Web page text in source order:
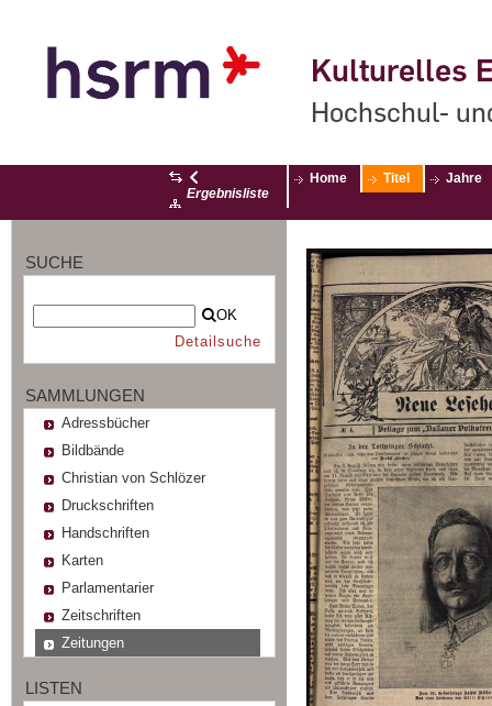
Kulturelles
Hochschul-
Ergebnisliste
Home Titel Jahre
SUCHE
OK
Detailsuche
SAMMLUNGEN
Adressbücher
Bildbände
Christian von Schlözer
Druckschriften
Handschriften
Karten
Parlamentarier
Zeitschriften
Zeitungen
LISTEN